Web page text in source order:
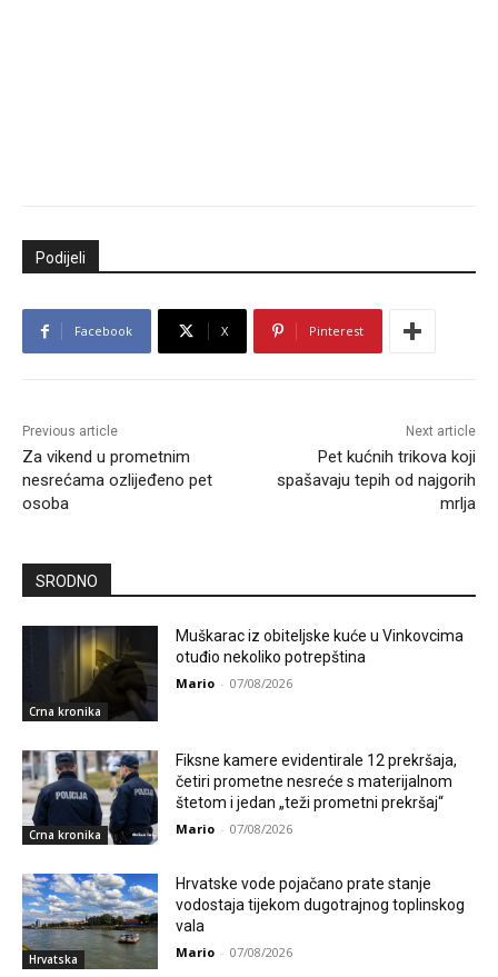
Podijeli
Facebook X Pinterest
Previous article
Za vikend u prometnim
nesrećama ozlijeđeno pet
osoba
Next article
Pet kućnih trikova koji
spašavaju tepih od najgorih
mrlja
SRODNO
Crna kronika
Muškarac iz obiteljske kuće u Vinkovcima
otuđio nekoliko potrepština
Mario - 07/08/2026
Crna kronika
Fiksne kamere evidentirale 12 prekršaja,
četiri prometne nesreće s materijalnom
štetom i jedan „teži prometni prekršaj“
Mario - 07/08/2026
Hrvatska
Hrvatske vode pojačano prate stanje
vodostaja tijekom dugotrajnog toplinskog
vala
Mario - 07/08/2026